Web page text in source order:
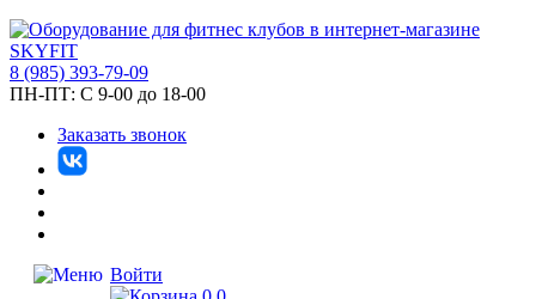
8 (985) 393-79-09
ПН-ПТ: С 9-00 до 18-00
Заказать звонок
Войти